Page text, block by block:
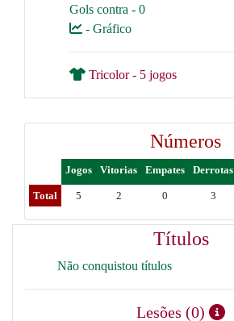
Gols contra - 0
- Gráfico
Tricolor - 5 jogos
Números
Jogos Vitorias Empates Derrotas
Total 5 2 0 3
Títulos
Não conquistou títulos
Lesões (0)